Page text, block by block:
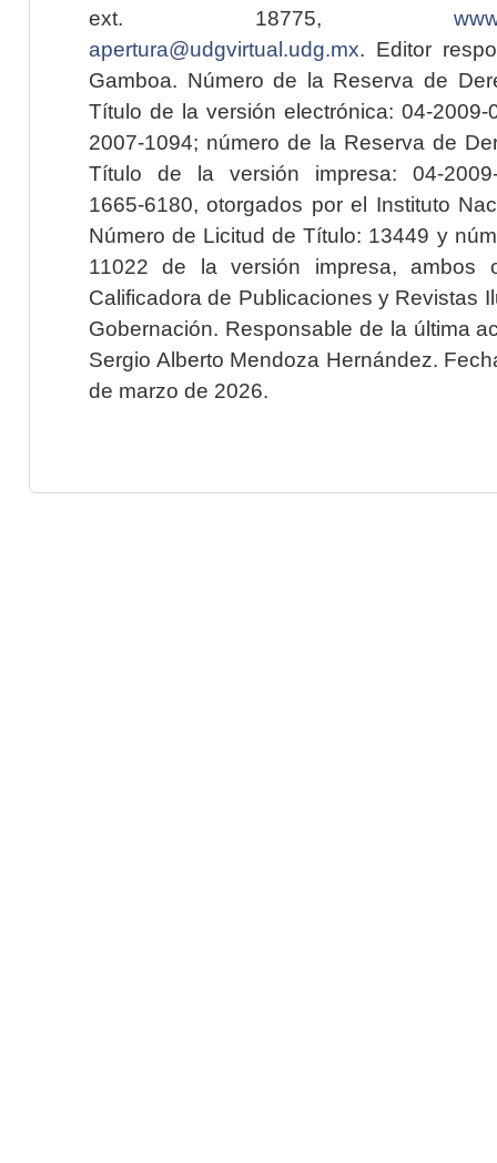
ext. 18775,
apertura@udgvirtual.udg.mx. Editor
Gamboa. Número de la Reserva de
Título de la versión electrónica: 04-2009-
2007-1094; número de la Reserva de
Título de la versión impresa: 04-2009-
1665-6180, otorgados por el Instituto
Número de Licitud de Título: 13449 y
11022 de la versión impresa, ambos
Calificadora de Publicaciones y Revistas
Gobernación. Responsable de la última
Sergio Alberto Mendoza Hernández.
de marzo de 2026.